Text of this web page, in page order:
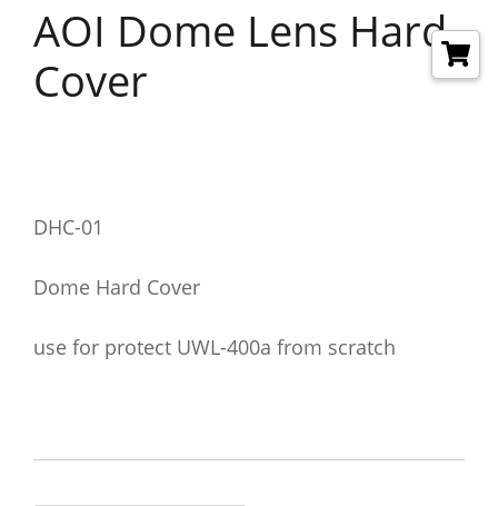
AOI Dome Lens Hard
Cover
DHC-01
Dome Hard Cover
use for protect UWL-400a from scratch